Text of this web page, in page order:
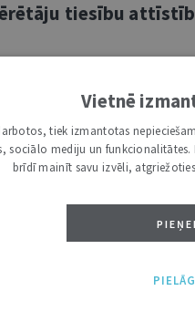
tiesību
transformē Eiropas
radot jaunus riskus
tiesību
uzņēmēji arvien
un patērētāja
ļauj mērķtiecīgi
Vietnē
tiek izmantotas
sociālo mediju un
brīdī mainīt savu izvēli,